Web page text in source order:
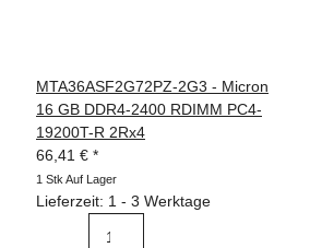
MTA36ASF2G72PZ-2G3 - Micron
16 GB DDR4-2400 RDIMM PC4-
19200T-R 2Rx4
66,41 € *
1 Stk Auf Lager
Lieferzeit: 1 - 3 Werktage